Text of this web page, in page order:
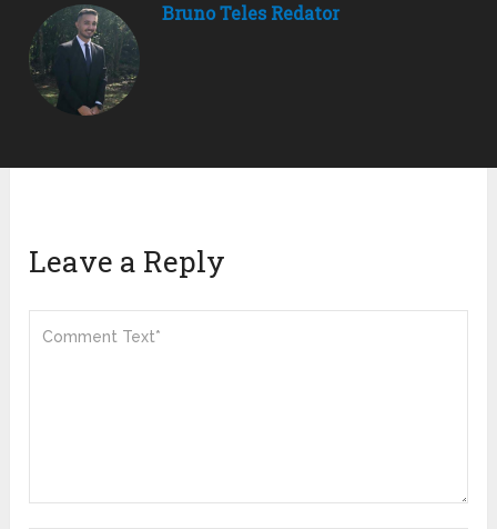
Bruno Teles Redator
Leave a Reply